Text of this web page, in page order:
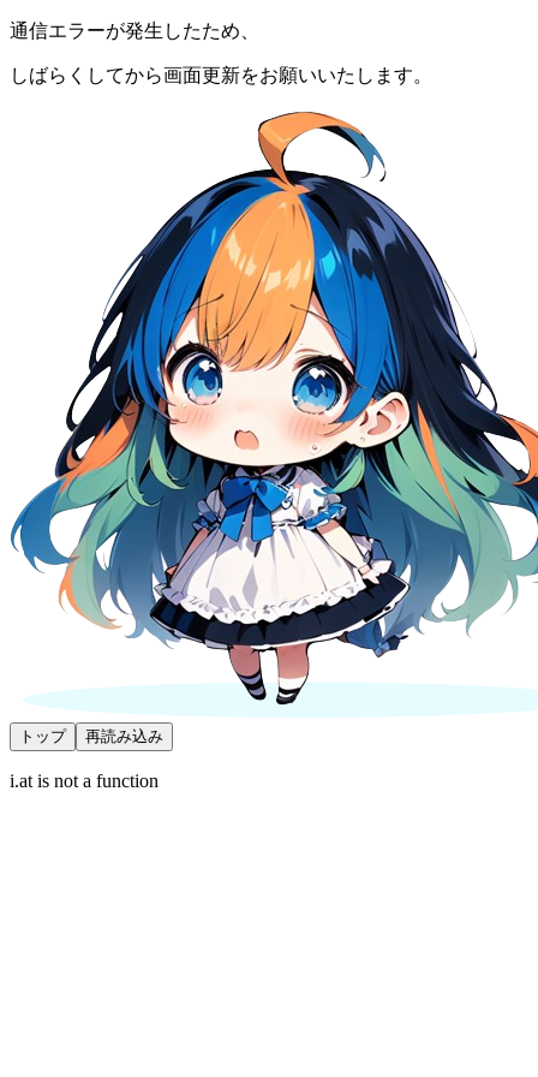
通信エラーが発生したため、
しばらくしてから画面更新をお願いいたします。
トップ 再読み込み
i.at is not a function